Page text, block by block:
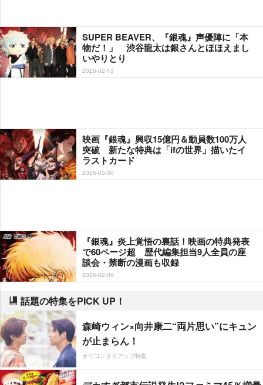
SUPER BEAVER、『銀魂』声優陣に「本
物だ！」 渋谷龍太は銀さんとほほえまし
いやりとり
2026-02-13
映画『銀魂』興収15億円＆動員数100万人
突破 新たな特典は「ifの世界」描いたイ
ラストカード
2026-03-30
『銀魂』炎上覚悟の裏話！映画の特典発表
で60ページ超 歴代編集担当9人全員の座
談会・禁断の漫画も収録
2026-02-09
話題の特集をPICK UP！
森崎ウィン×向井康二“両片思い”にキュン
が止まらん！
オリコンタイアップ特集